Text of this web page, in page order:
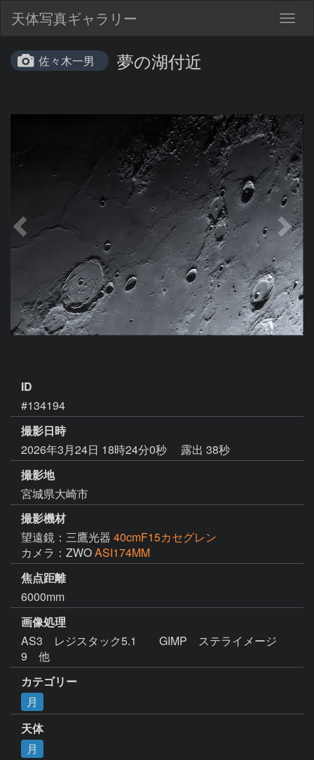
天体写真ギャラリー
佐々木一男 夢の湖付近
ID
#134194
撮影日時
2026年3月24日 18時24分0秒
露出 38秒
撮影地
宮城県大崎市
撮影機材
望遠鏡：三鷹光器 40cmF15カセグレン
カメラ：ZWOASI174MM
焦点距離
6000mm
画像処理
AS3　レジスタック5.1　　GIMP　ステライメージ
9　他
カテゴリー
月
天体
月